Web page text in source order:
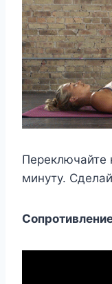
Переключайте
минуту.